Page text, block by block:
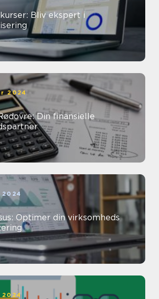
Bliv ekspert i
2024
Din finansielle
Optimer din virksomheds
2024